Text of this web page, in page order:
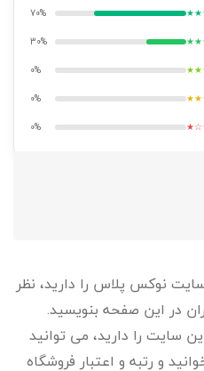
70%
30%
0%
0%
0%
نوکس پلاس را دارید، نظر
در این صفحه بنویسید.
سایت را دارید، می توانید
و رتبه و اعتبار فروشگاه